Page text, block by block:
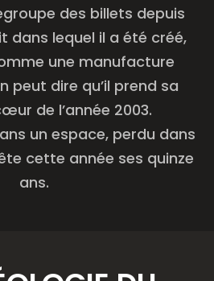
des billets depuis
dans lequel il a été créé,
une manu­fac­ture
peut dire qu’il prend sa
de l’an­née 2003.
un espace, per­du dans
cette année ses quinze
ans.